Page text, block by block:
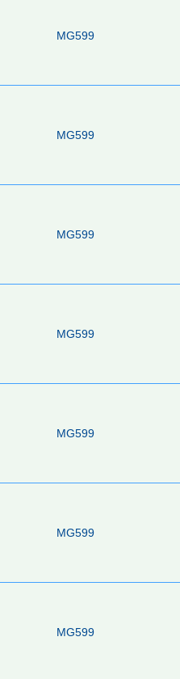
MG599
MG599
MG599
MG599
MG599
MG599
MG599